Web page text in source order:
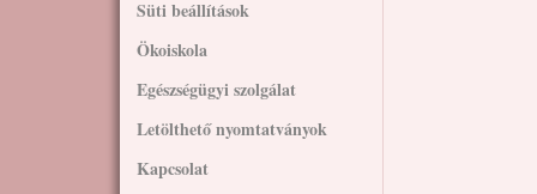
Süti beállítások
Ökoiskola
Egészségügyi szolgálat
Letölthető nyomtatványok
Kapcsolat